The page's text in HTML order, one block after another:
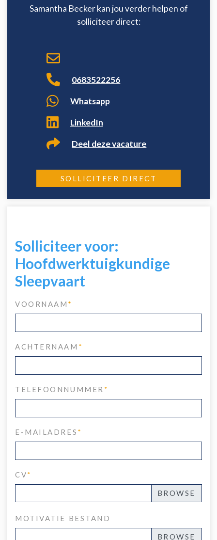
Samantha Becker kan jou verder helpen of
solliciteer direct:
0683522256
Whatsapp
LinkedIn
Deel deze vacature
SOLLICITEER DIRECT
Solliciteer voor:
Hoofdwerktuigkundige
Sleepvaart
VOORNAAM *
ACHTERNAAM *
TELEFOONNUMMER *
E-MAILADRES *
CV*
MOTIVATIE BESTAND